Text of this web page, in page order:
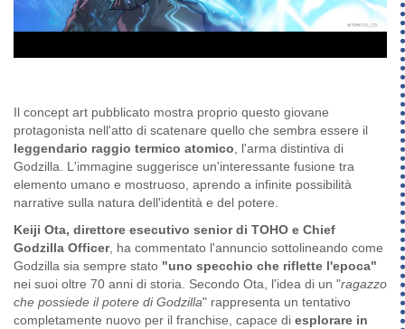
Il concept art pubblicato mostra proprio questo giovane
protagonista nell'atto di scatenare quello che sembra essere il
leggendario raggio termico atomico, l'arma distintiva di
Godzilla. L'immagine suggerisce un'interessante fusione tra
elemento umano e mostruoso, aprendo a infinite possibilità
narrative sulla natura dell'identità e del potere.
Keiji Ota, direttore esecutivo senior di TOHO e Chief
Godzilla Officer, ha commentato l'annuncio sottolineando come
Godzilla sia sempre stato "uno specchio che riflette l'epoca"
nei suoi oltre 70 anni di storia. Secondo Ota, l'idea di un "ragazzo
che possiede il potere di Godzilla" rappresenta un tentativo
completamente nuovo per il franchise, capace di esplorare in